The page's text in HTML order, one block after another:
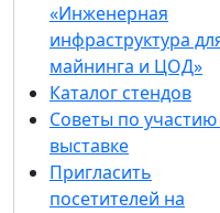
«Инженерная
инфраструктура
майнинга и ЦОД»
Каталог стендов
Советы по участию
выставке
Пригласить
посетителей на